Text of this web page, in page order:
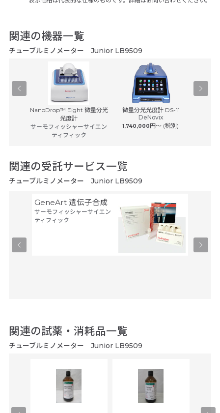
関連の機器一覧
チューブルミノメーター Junior LB9509
NanoDrop™ Eight 微量分光
光度計
サーモフィッシャーサイエン
ティフィック
微量分光光度計 DS-11
DeNovix
1,740,000円〜 (税別)
関連の受託サービス一覧
チューブルミノメーター Junior LB9509
GeneArt 遺伝子合成
サーモフィッシャーサイエン
ティフィック
関連の試薬・消耗品一覧
チューブルミノメーター Junior LB9509